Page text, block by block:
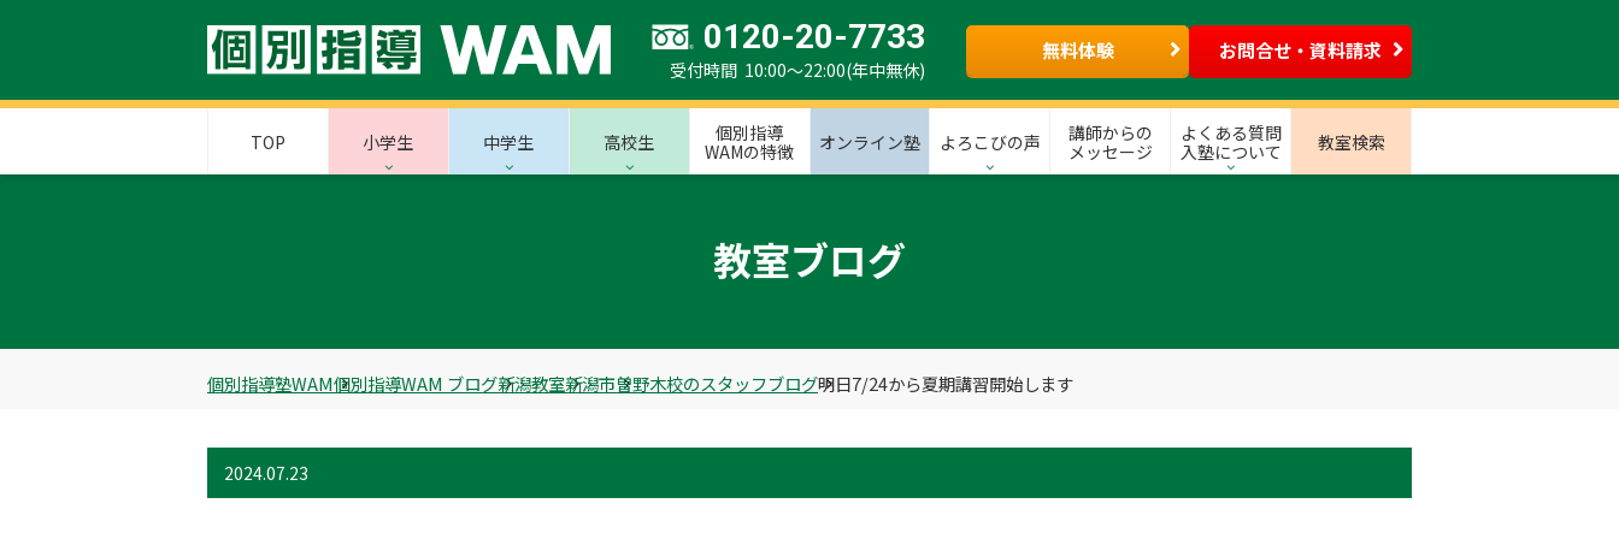
0120-20-7733
受付時間 10:00～22:00(年中無休)
無料体験 お問合せ・資料請求
TOP 小学生 中学生 高校生
個別指導
WAMの特徴
オンライン塾 よろこびの声
講師からの
メッセージ
よくある質問
入塾について
教室検索
教室ブログ
個別指導塾WAM個別指導WAM ブログ新潟教室新潟市曽野木校のスタッフブログ明日7/24から夏期講習開始します
2024.07.23